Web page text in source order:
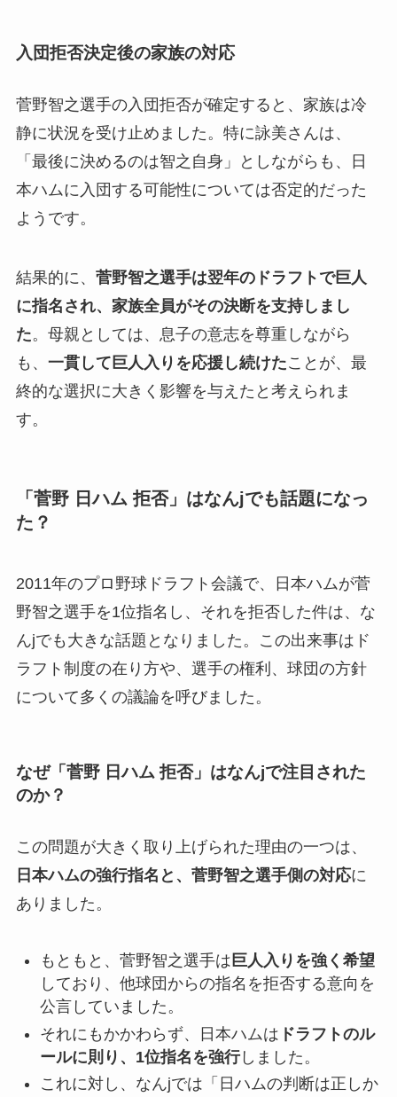
入団拒否決定後の家族の対応
菅野智之選手の入団拒否が確定すると、家族は冷
静に状況を受け止めました。特に詠美さんは、
「最後に決めるのは智之自身」としながらも、日
本ハムに入団する可能性については否定的だった
ようです。
結果的に、 菅野智之選手は翌年のドラフトで巨人
に指名され、家族全員がその決断を支持しまし
た。母親としては、息子の意志を尊重しながら
も、 一貫して巨人入りを応援し続けたことが、最
終的な選択に大きく影響を与えたと考えられま
す。
「菅野 日ハム 拒否」はなんjでも話題になっ
た？
2011年のプロ野球ドラフト会議で、日本ハムが菅
野智之選手を1位指名し、それを拒否した件は、な
んjでも大きな話題となりました。この出来事はド
ラフト制度の在り方や、選手の権利、球団の方針
について多くの議論を呼びました。
なぜ「菅野 日ハム 拒否」はなんjで注目された
のか？
この問題が大きく取り上げられた理由の一つは、
日本ハムの強行指名と、菅野智之選手側の対応に
ありました。
もともと、菅野智之選手は 巨人入りを強く希望
しており、他球団からの指名を拒否する意向を
公言していました。
それにもかかわらず、日本ハムは ドラフトのル
ールに則り、1位指名を強行しました。
これに対し、なんjでは「日ハムの判断は正しか